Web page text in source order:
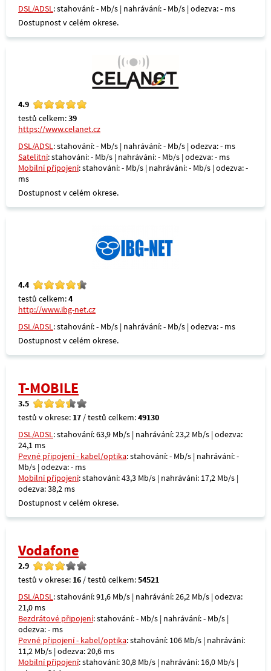
DSL/ADSL: stahování: - Mb/s | nahrávání: - Mb/s | odezva: - ms
Dostupnost v celém okrese.
4.9
testů celkem:39
https://www.celanet.cz
DSL/ADSL: stahování: - Mb/s | nahrávání: - Mb/s | odezva: - ms
Satelitní: stahování: - Mb/s | nahrávání: - Mb/s | odezva: - ms
Mobilní připojení: stahování: - Mb/s | nahrávání: - Mb/s | odezva: -
ms
Dostupnost v celém okrese.
4.4
testů celkem:4
http://www.ibg-net.cz
DSL/ADSL: stahování: - Mb/s | nahrávání: - Mb/s | odezva: - ms
Dostupnost v celém okrese.
T-MOBILE
3.5
testů v okrese: 17 / testů celkem:49130
DSL/ADSL: stahování: 63,9 Mb/s | nahrávání: 23,2 Mb/s | odezva:
24,1 ms
Pevné připojení - kabel/optika: stahování: - Mb/s | nahrávání: -
Mb/s | odezva: - ms
Mobilní připojení: stahování: 43,3 Mb/s | nahrávání: 17,2 Mb/s |
odezva: 38,2 ms
Dostupnost v celém okrese.
Vodafone
2.9
testů v okrese: 16 / testů celkem:54521
DSL/ADSL: stahování: 91,6 Mb/s | nahrávání: 26,2 Mb/s | odezva:
21,0 ms
Bezdrátové připojení: stahování: - Mb/s | nahrávání: - Mb/s |
odezva: - ms
Pevné připojení - kabel/optika: stahování: 106 Mb/s | nahrávání:
11,2 Mb/s | odezva: 20,6 ms
Mobilní připojení: stahování: 30,8 Mb/s | nahrávání: 16,0 Mb/s |